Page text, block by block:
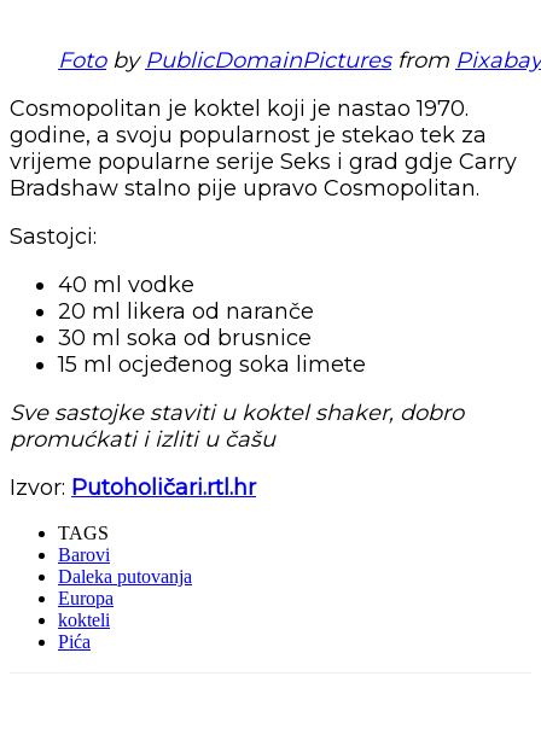
Fotoby PublicDomainPicturesfrom Pixabay
Cosmopolitan je koktel koji je nastao 1970.
godine, a svoju popularnost je stekao tek za
vrijeme popularne serije Seks i grad gdje Carry
Bradshaw stalno pije upravo Cosmopolitan.
Sastojci:
40 ml vodke
20 ml likera od naranče
30 ml soka od brusnice
15 ml ocjeđenog soka limete
Sve sastojke staviti u koktel shaker, dobro
promućkati i izliti u čašu
Izvor: Putoholičari.rtl.hr
TAGS
Barovi
Daleka putovanja
Europa
kokteli
Pića